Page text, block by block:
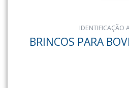
IDENTIFICAÇÃO
BRINCOS PARA